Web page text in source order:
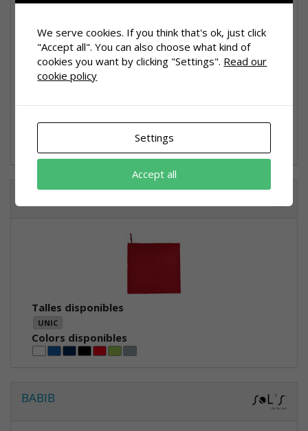
Talles disponibles
UNIC
ATOLL-100
Talles disponibles
UNIC
Colors disponibles
BABIB
We serve cookies. If you think that's ok, just click
"Accept all". You can also choose what kind of
cookies you want by clicking "Settings". Read our
cookie policy
Settings
Accept all